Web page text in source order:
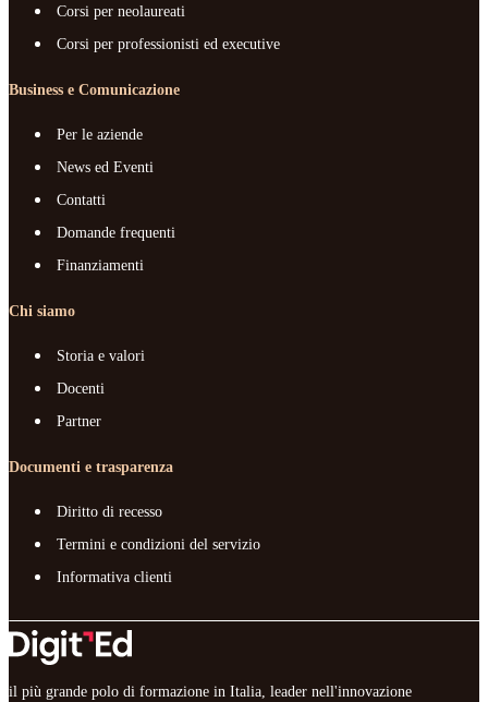
Corsi per neolaureati
Corsi per professionisti ed executive
Business e Comunicazione
Per le aziende
News ed Eventi
Contatti
Domande frequenti
Finanziamenti
Chi siamo
Storia e valori
Docenti
Partner
Documenti e trasparenza
Diritto di recesso
Termini e condizioni del servizio
Informativa clienti
il più grande polo di formazione in Italia, leader nell'innovazione